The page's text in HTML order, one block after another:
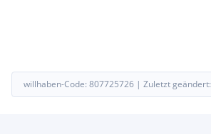
willhaben-Code: 807725726 | Zuletzt geändert: